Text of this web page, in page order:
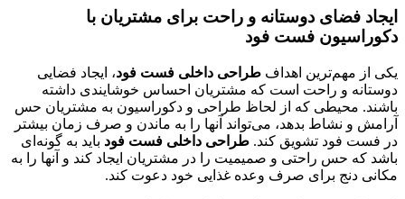
ایجاد فضای دوستانه و راحت برای مشتریان با
دکوراسیون فست فود
یکی از مهم‌ترین اهداف طراحی داخلی فست فود، ایجاد فضایی
دوستانه و راحت است که مشتریان احساس خوشایندی داشته
باشند. محیطی که از لحاظ طراحی و دکوراسیون به مشتریان حس
آرامش و نشاط بدهد، می‌تواند آنها را به ماندن و صرف زمان بیشتر
در فست فود تشویق کند. طراحی داخلی فست فود باید به گونه‌ای
باشد که حس راحتی و صمیمیت را در مشتریان ایجاد کند و آنها را به
مکانی دنج برای صرف وعده غذایی خود دعوت کند.